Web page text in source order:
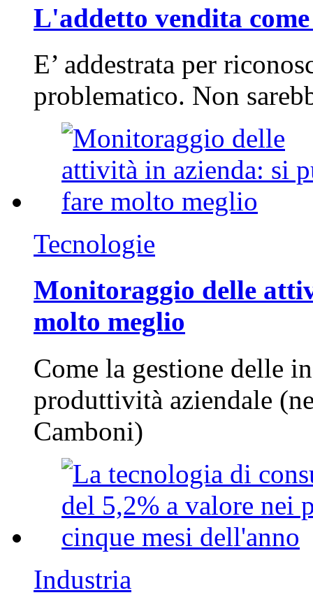
L'addetto vendita
E’ addestrata per
problematico. Non
Tecnologie
Monitoraggio delle
molto meglio
Come la gestione delle
produttività aziendale
Camboni)
Industria